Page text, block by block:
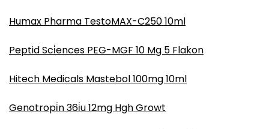
Humax Pharma TestoMAX-C250 10ml
Peptid Sci̇ences PEG-MGF 10 Mg 5 Flakon
Hitech Medicals Mastebol 100mg 10ml
Genotropi̇n 36i̇u 12mg Hgh Growt